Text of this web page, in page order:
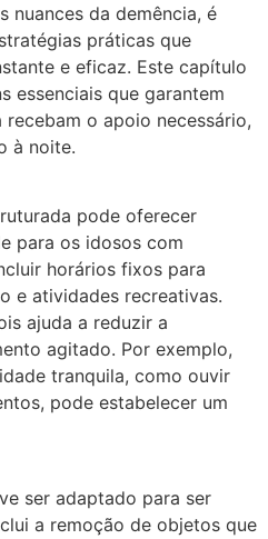
nuances da demência, é
práticas que
e eficaz. Este capítulo
essenciais que garantem
o apoio necessário,
à noite.
pode oferecer
para os idosos com
horários fixos para
e atividades recreativas.
ajuda a reduzir a
agitado. Por exemplo,
tranquila, como ouvir
pode estabelecer um
ser adaptado para ser
a remoção de objetos que